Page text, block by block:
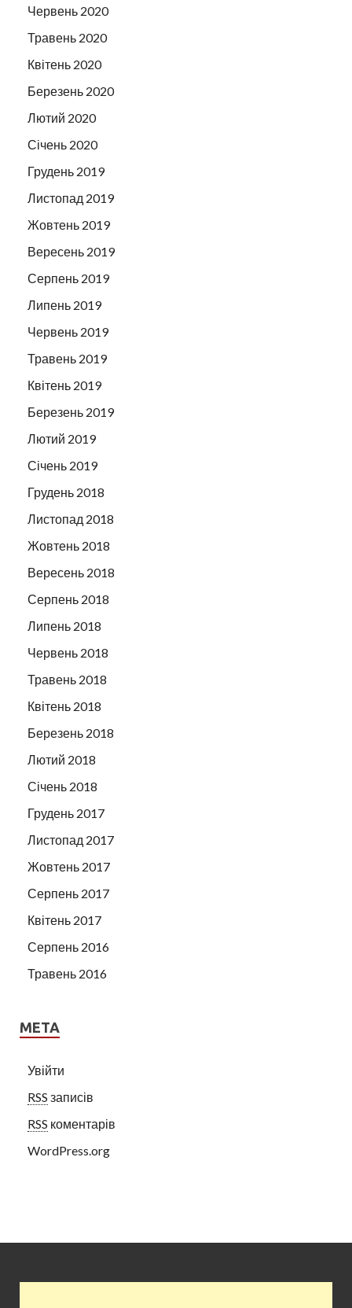
Червень 2020
Травень 2020
Квітень 2020
Березень 2020
Лютий 2020
Січень 2020
Грудень 2019
Листопад 2019
Жовтень 2019
Вересень 2019
Серпень 2019
Липень 2019
Червень 2019
Травень 2019
Квітень 2019
Березень 2019
Лютий 2019
Січень 2019
Грудень 2018
Листопад 2018
Жовтень 2018
Вересень 2018
Серпень 2018
Липень 2018
Червень 2018
Травень 2018
Квітень 2018
Березень 2018
Лютий 2018
Січень 2018
Грудень 2017
Листопад 2017
Жовтень 2017
Серпень 2017
Квітень 2017
Серпень 2016
Травень 2016
МЕТА
Увійти
RSS записів
RSS коментарів
WordPress.org